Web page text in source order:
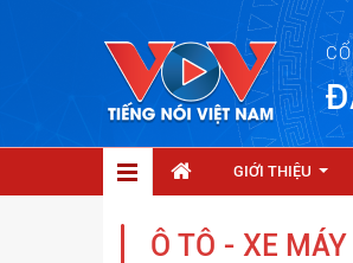
GIỚI THIỆU
Ô TÔ - XE MÁY